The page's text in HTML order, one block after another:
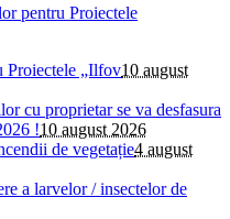
Proiectele „Ilfov10 august
cu proprietar se va desfasura
!10 august 2026
de vegetație4 august
a larvelor / insectelor de